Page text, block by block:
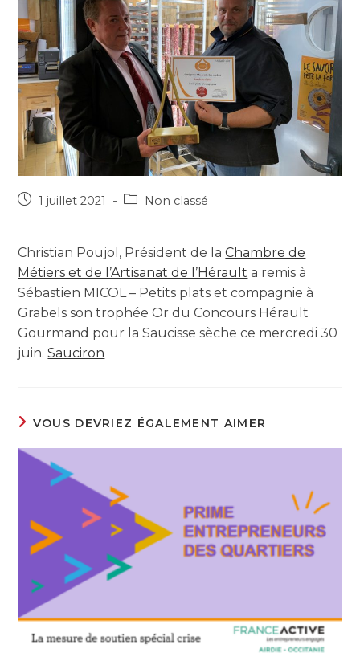
1 juillet 2021 Non classé
Christian Poujol, Président de laChambre de
Métiers et de l’Artisanat de l’Hérault a remis à
Sébastien MICOL – Petits plats et compagnie à
Grabels son trophée Or du Concours Hérault
Gourmand pour la Saucisse sèche ce mercredi 30
juin.Sauciron
VOUS DEVRIEZ ÉGALEMENT AIMER